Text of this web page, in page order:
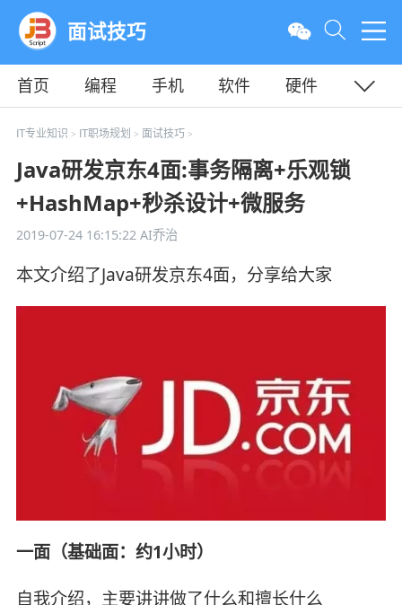
面试技巧
首页 编程 手机 软件
硬件
教程
平面 服务器
IT专业知识 > IT职场规划 > 面试技巧 >
Java研发京东4面:事务隔离+乐观锁
+HashMap+秒杀设计+微服务
2019-07-24 16:15:22AI乔治
本文介绍了Java研发京东4面，分享给大家
一面（基础面：约1小时）
自我介绍，主要讲讲做了什么和擅长什么